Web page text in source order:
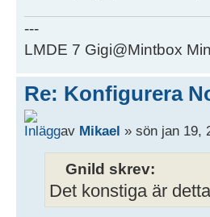
---
LMDE 7 Gigi@Mintbox
Re: Konfigurera
av Mikael » sön jan 19,
Gnild skrev:
Det konstiga är